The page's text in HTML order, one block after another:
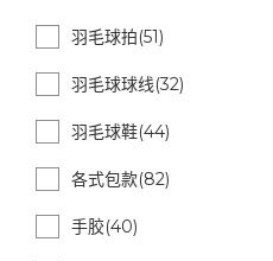
羽毛球拍(51)
羽毛球球线(32)
羽毛球鞋(44)
各式包款(82)
手胶(40)